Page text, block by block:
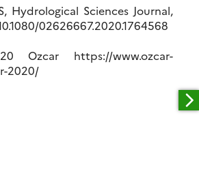
Hydrological Sciences Journal,
02626667.2020.1764568
Ozcar https://www.ozcar-
2020/